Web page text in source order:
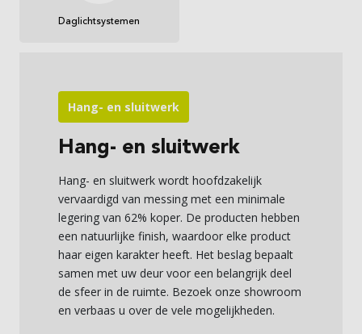
Daglichtsystemen
Hang- en sluitwerk
Hang- en sluitwerk
Hang- en sluitwerk wordt hoofdzakelijk
vervaardigd van messing met een minimale
legering van 62% koper. De producten hebben
een natuurlijke finish, waardoor elke product
haar eigen karakter heeft. Het beslag bepaalt
samen met uw deur voor een belangrijk deel
de sfeer in de ruimte. Bezoek onze showroom
en verbaas u over de vele mogelijkheden.